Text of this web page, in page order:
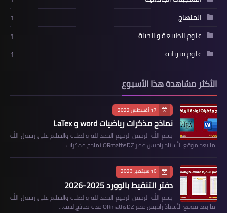
المنهاج
1
علوم الطبيعة و الحياة
1
علوم فيزياية
1
الأكثر مشاهدة هذا الأسبوع
17 أغسطس 2022
نماذج مذكرات رياضيات word و LaTex
بسم الله الرحمن الرحيم الحمد لله والصلاة والسلام على رسول الله
اما بعد موقع الأستاذ راحيس عمر ORmathsDZ نماذج مذكرات…
16 سبتمبر 2023
دفتر التنقيط بالوورد 2025-2026
بسم الله الرحمن الرحيم الحمد لله والصلاة والسلام على رسول الله
اما بعد موقع الأستاذ راحيس عمر ORmathsDZ عدة نماذج لدف…